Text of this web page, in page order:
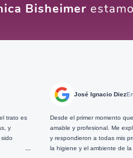
Bisheimer
José Ignacio DiezEn Google
el primer momento que acudí a la Clínica,
y profesional. Me explicaron
a todas mis preguntas con
y el ambiente de la clínica son